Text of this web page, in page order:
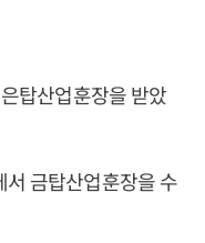
탑산업훈장을 받았
금탑산업훈장을 수